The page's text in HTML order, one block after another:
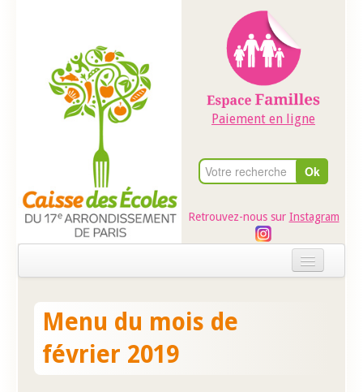
Paiement en ligne
Retrouvez-nous sur Instagram
Evénements
Ateliers dans les écoles
Menu du mois de
février 2019